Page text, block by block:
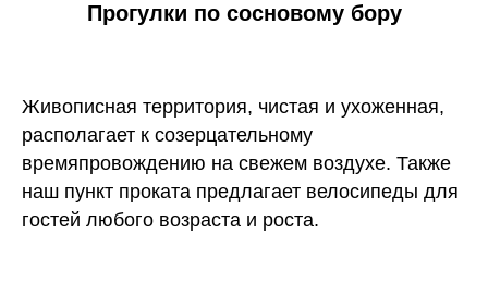
Прогулки по сосновому бору
Живописная территория, чистая и ухоженная,
располагает к созерцательному
времяпровождению на свежем воздухе. Также
наш пункт проката предлагает велосипеды для
гостей любого возраста и роста.